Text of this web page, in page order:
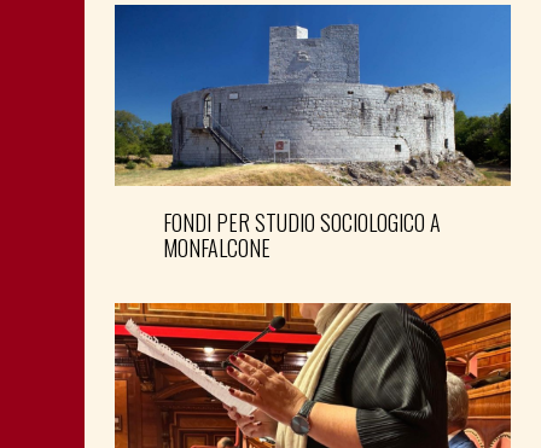
FONDI PER STUDIO SOCIOLOGICO A
MONFALCONE